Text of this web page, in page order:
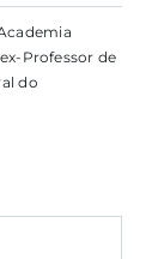
Professor de
do